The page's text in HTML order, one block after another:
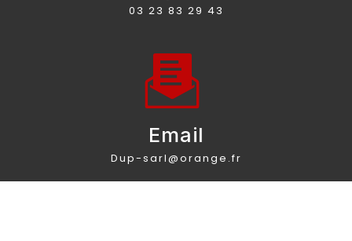
03 23 83 29 43
Email
dup-sarl@orange.fr